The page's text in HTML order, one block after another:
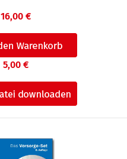
16,00 €
5,00 €